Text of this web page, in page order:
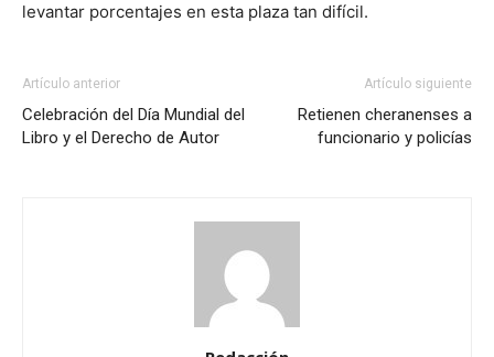
levantar porcentajes en esta plaza tan difícil.
Artículo anterior
Celebración del Día Mundial del
Libro y el Derecho de Autor
Artículo siguiente
Retienen cheranenses a
funcionario y policías